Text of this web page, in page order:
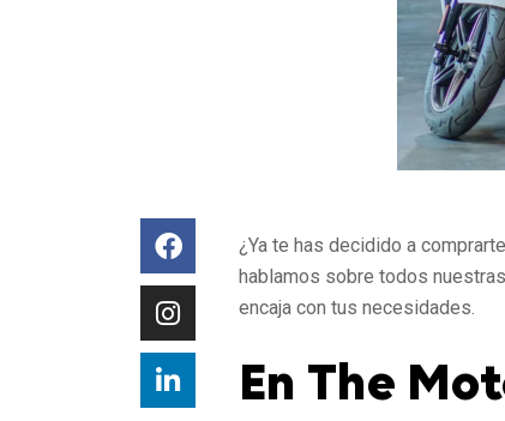
¿Ya te has decidido a
hablamos sobre todos
encaja con tus necesidades.
En The